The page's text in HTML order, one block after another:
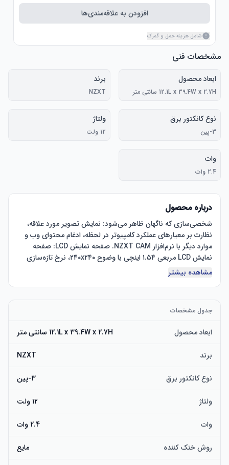
افزودن به علاقه‌مندی‌ها
شامل هزینه حمل و گمرک
مشخصات فنی
ابعاد محصول
12.1L x 39.4W x 2.7H سانتی متر
برند
NZXT
نوع کانکتور برق
3-پین
ولتاژ
۱۲ ولت
وات
2.4 وات
درباره محصول
لوله تقویت‌شده: روکش‌های بافته‌شده نایلونی، لوله‌های لاستیکی را
مشاهده بیشتر
جدول مشخصات
ابعاد محصول 12.1L x 39.4W x 2.7H سانتی متر
برند NZXT
نوع کانکتور برق 3-پین
ولتاژ ۱۲ ولت
وات 2.4 وات
روش خنک کننده مایع